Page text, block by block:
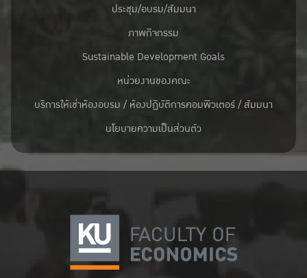
ประชุม/อบรม/สัมมนา
ภาพกิจกรรม
Sustainable Development Goals
หน่วยงานของคณะ
บริการให้เช่าห้องอบรม / ห้องปฏิบัติการคอมพิวเตอร์ / สัมมนา
นโยบายความเป็นส่วนตัว